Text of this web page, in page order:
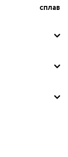
сплав